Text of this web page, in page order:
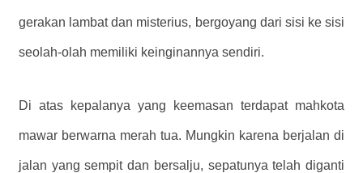
gerakan lambat dan misterius, bergoyang dari sisi ke sisi
seolah-olah memiliki keinginannya sendiri.
Di atas kepalanya yang keemasan terdapat mahkota
mawar berwarna merah tua. Mungkin karena berjalan di
jalan yang sempit dan bersalju, sepatunya telah diganti